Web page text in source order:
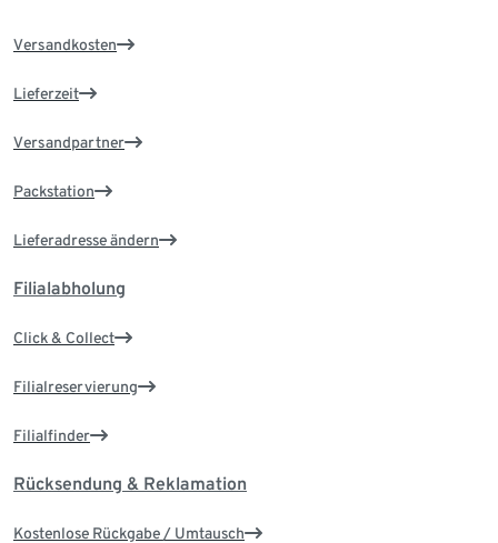
Versandkosten
Lieferzeit
Versandpartner
Packstation
Lieferadresse ändern
Filialabholung
Click & Collect
Filialreservierung
Filialfinder
Rücksendung & Reklamation
Kostenlose Rückgabe / Umtausch